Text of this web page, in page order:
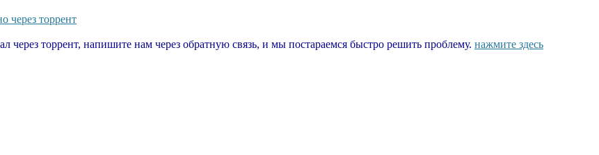
через торрент
через торрент, напишите нам через обратную связь, и мы постараемся быстро решить проблему. нажмите здесь